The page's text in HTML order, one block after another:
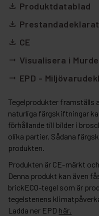
file_download Produktdatablad
file_download
file_download CE
arrow_right_alt Visualisera i
arrow_right_alt EPD -
Tegelprodukter framställs
naturliga färgskiftningar
förhållande till bilder i
olika partier. Sådana
produkten.
Produkten är CE-märkt
Denna produkt kan även
brickECO-tegel som är
tegelstenens
Ladda ner EPD här.